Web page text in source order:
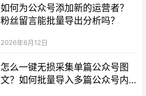
如何为公众号添加新的运营者？
粉丝留言能批量导出分析吗？
2026年6月12日
怎么一键无损采集单篇公众号图
文？如何批量导入多篇公众号内